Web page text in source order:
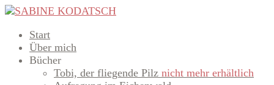
Start
Über mich
Bücher
Tobi, der fliegende Pilz nicht mehr erhältlich